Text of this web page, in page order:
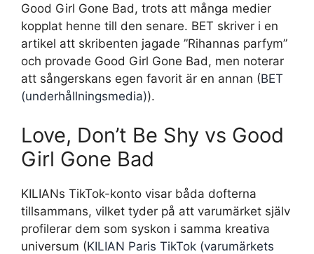
Good Girl Gone Bad, trots att många medier
kopplat henne till den senare. BET skriver i en
artikel att skribenten jagade ”Rihannas parfym”
och provade Good Girl Gone Bad, men noterar
att sångerskans egen favorit är en annan (BET
(underhållningsmedia)).
Love, Don’t Be Shy vs Good
Girl Gone Bad
KILIANs TikTok-konto visar båda dofterna
tillsammans, vilket tyder på att varumärket själv
profilerar dem som syskon i samma kreativa
universum (KILIAN Paris TikTok (varumärkets